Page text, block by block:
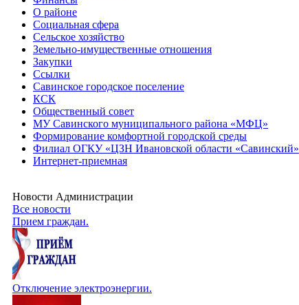
О районе
Социальная сфера
Сельское хозяйство
Земельно-имущественные отношения
Закупки
Ссылки
Савинское городское поселение
КСК
Общественный совет
МУ Савинского муниципального района «МФЦ»
Формирование комфортной городской среды
Филиал ОГКУ «ЦЗН Ивановской области «Савинский»
Интернет-приемная
Новости Администрации
Все новости
Прием граждан.
Отключение электроэнергии.